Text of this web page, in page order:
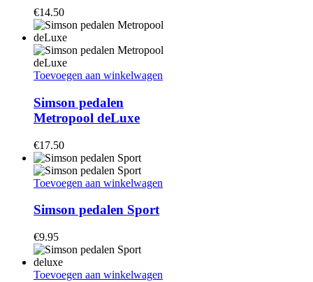
€14.50
Toevoegen aan winkelwagen
Simson pedalen
Metropool deLuxe
€17.50
Toevoegen aan winkelwagen
Simson pedalen Sport
€9.95
Toevoegen aan winkelwagen